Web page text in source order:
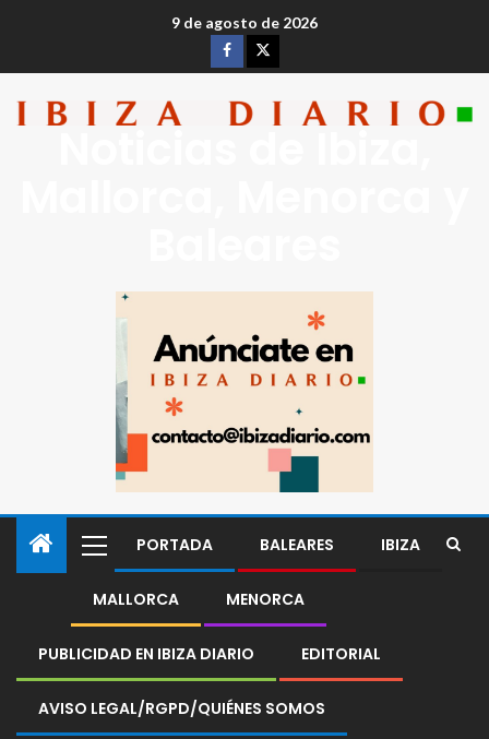
9 de agosto de 2026
PORTADA BALEARES IBIZA
MALLORCA MENORCA
PUBLICIDAD EN IBIZA DIARIO EDITORIAL
AVISO LEGAL/RGPD/QUIÉNES SOMOS